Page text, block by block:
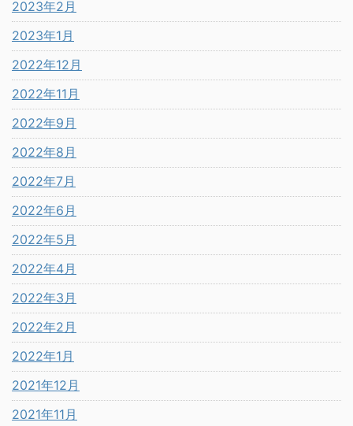
2023年2月
2023年1月
2022年12月
2022年11月
2022年9月
2022年8月
2022年7月
2022年6月
2022年5月
2022年4月
2022年3月
2022年2月
2022年1月
2021年12月
2021年11月